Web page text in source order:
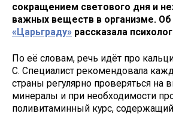
сокращением светового дня и
важных веществ в организме.
«Царьграду» рассказала
По её словам, речь идёт про
C. Специалист рекомендовала
страны регулярно проверяться на
минералы и при необходимости
поливитаминный курс,